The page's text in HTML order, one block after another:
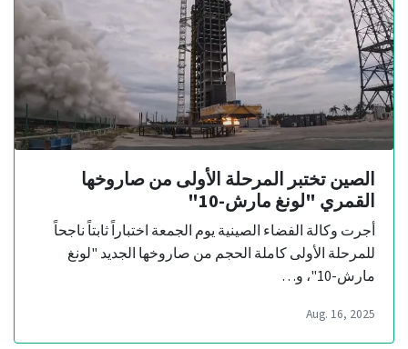
الصين تختبر المرحلة الأولى من صاروخها
القمري "لونغ مارش-10"
أجرت وكالة الفضاء الصينية يوم الجمعة اختباراً ثابتاً ناجحاً
للمرحلة الأولى كاملة الحجم من صاروخها الجديد "لونغ
مارش-10"، و…
Aug. 16, 2025